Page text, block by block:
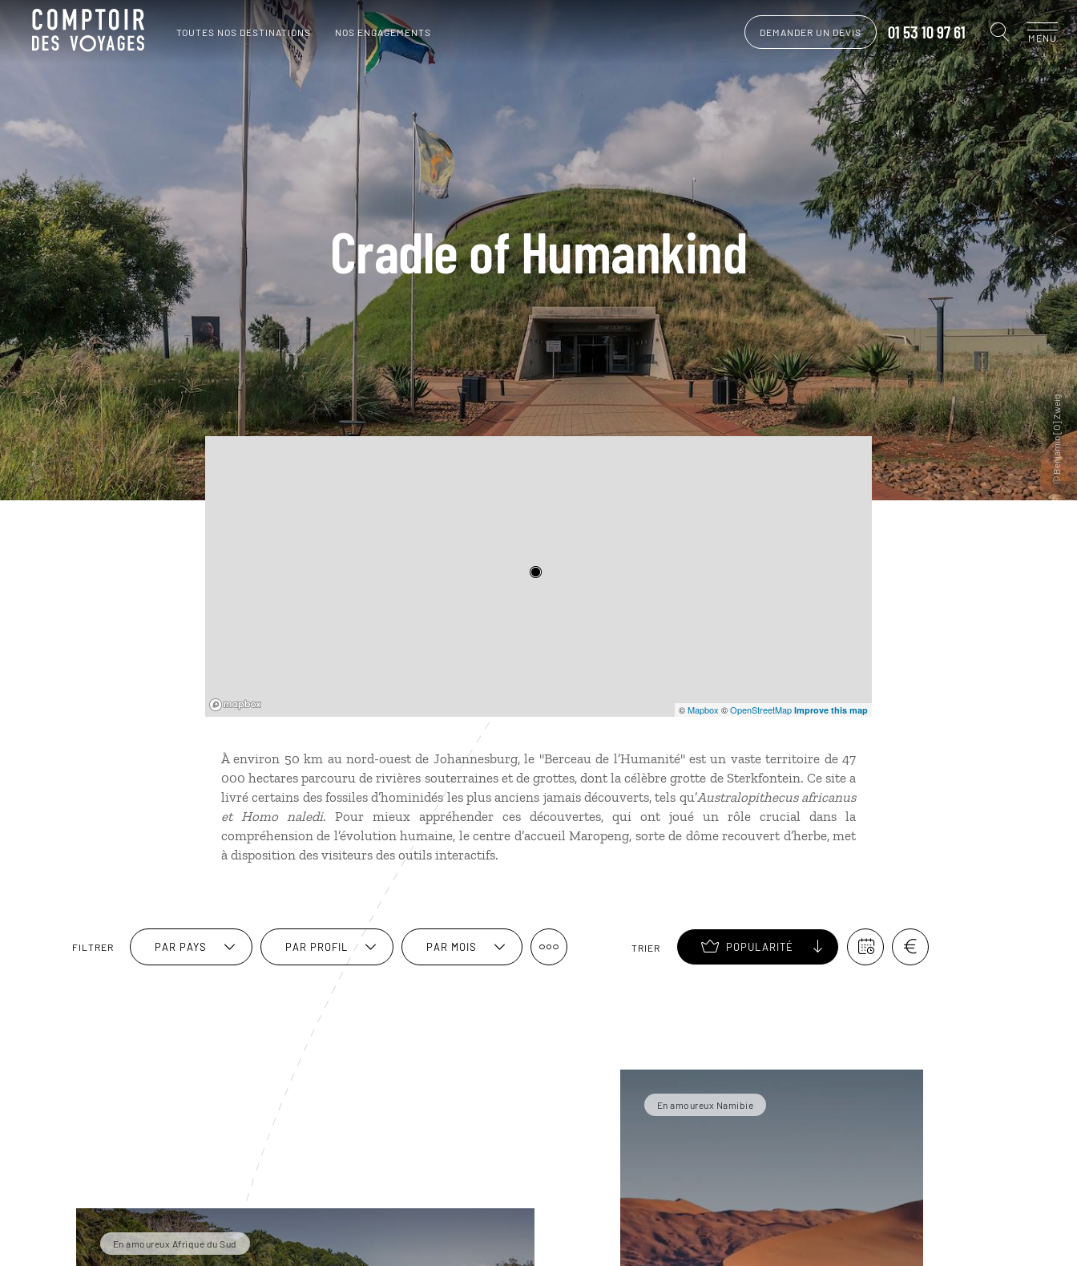
TOUTES NOS DESTINATIONS NOS ENGAGEMENTS DEMANDER UN DEVIS 01 53 10 97 61 MENU
Cradle of Humankind
©Mapbox ©OpenStreetMap Improve this map
À environ 50 km au nord-ouest de Johannesburg, le "Berceau de l’Humanité" est un vaste territoire de 47
000 hectares parcouru de rivières souterraines et de grottes, dont la célèbre grotte de Sterkfontein. Ce site a
livré certains des fossiles d’hominidés les plus anciens jamais découverts, tels qu’Australopithecus africanus
et Homo naledi. Pour mieux appréhender ces découvertes, qui ont joué un rôle crucial dans la
compréhension de l’évolution humaine, le centre d’accueil Maropeng, sorte de dôme recouvert d’herbe, met
à disposition des visiteurs des outils interactifs.
FILTRER PAR PAYS PAR PROFIL PAR MOIS TRIER POPULARITÉ
En amoureux Afrique du Sud
En amoureux Namibie